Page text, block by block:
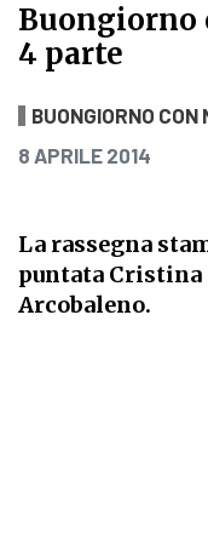
Buongiorno
4 parte
Buongiorno
BUONGIORNO CON
PUBBLICATO IL
8 APRILE 2014
La rassegna
puntata
Arcobaleno.